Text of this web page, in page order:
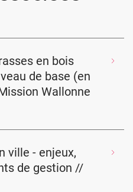
en bois
de base (en
Wallonne
ville - enjeux,
de gestion //